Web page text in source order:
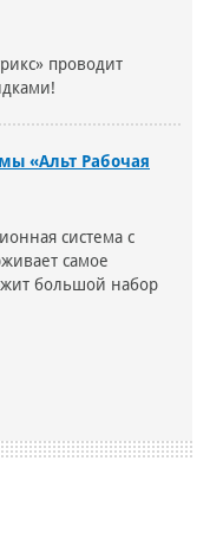
проводит
«Альт Рабочая
система с
самое
большой набор